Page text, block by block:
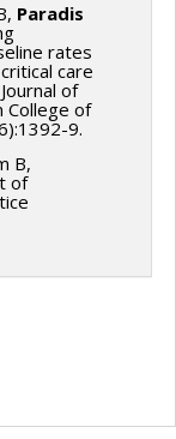
Paradis
rates
care
of
College of
9.
B,
of